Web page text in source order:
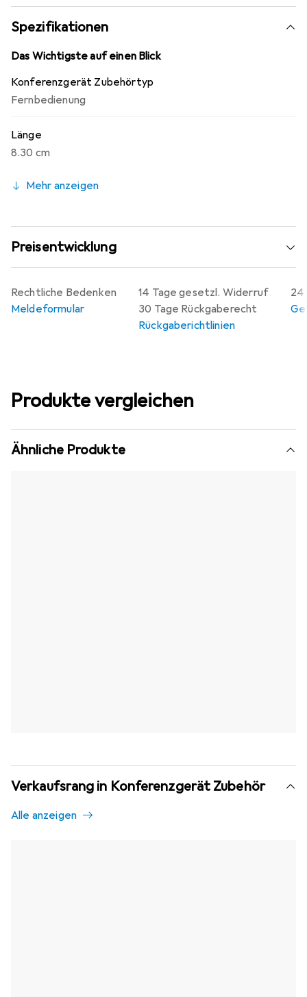
Spezifikationen
Das Wichtigste auf einen Blick
Konferenzgerät Zubehörtyp
Fernbedienung
Länge
8.30 cm
Mehr anzeigen
Preisentwicklung
14 Tage gesetzl. Widerruf
30 Tage Rückgaberecht
Rückgaberichtlinien
24
Rechtliche Bedenken
Meldeformular
Produkte vergleichen
Ähnliche Produkte
Verkaufsrang in Konferenzgerät Zubehör
Alle anzeigen